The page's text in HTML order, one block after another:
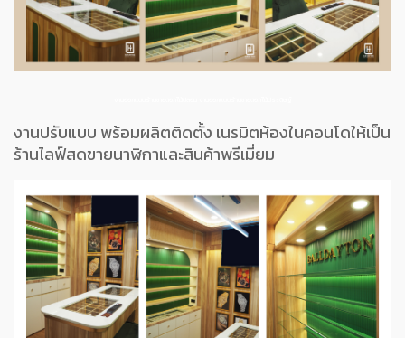
งานปรับแบบ พร้อมผลิตติดตั้ง เนรมิตห้องในคอนโดให้เป็น
ร้านไลฟ์สดขายนาฬิกาและสินค้าพรีเมี่ยม